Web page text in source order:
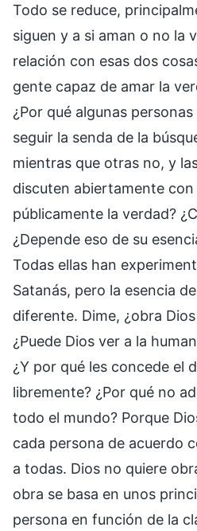
Todo se reduce,
siguen y a si aman o no la
relación con esas dos
gente capaz de amar la
¿Por qué algunas
seguir la senda de la
mientras que otras no, y
discuten abiertamente
públicamente la verdad?
¿Depende eso de su
Todas ellas han
Satanás, pero la esencia
diferente. Dime, ¿obra
¿Puede Dios ver a la
¿Y por qué les concede el
libremente? ¿Por qué no
todo el mundo? Porque
cada persona de acuerdo
a todas. Dios no quiere
obra se basa en unos
persona en función de la